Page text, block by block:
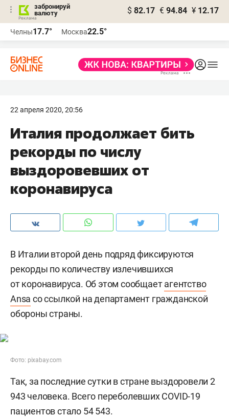
забронируй
валюту
$ 82.17 € 94.84 ¥ 12.17
Челны17.7° Москва22.5°
22 апреля 2020, 20:56
Италия продолжает бить
рекорды по числу
выздоровевших от
коронавируса
В Италии второй день подряд фиксируются
рекорды по количеству излечившихся
от коронавируса. Об этом сообщаетагентство
Ansa со ссылкой на департамент гражданской
обороны страны.
Фото: pixabay.com
Так, за последние сутки в стране выздоровели 2
943 человека. Всего переболевших COVID-19
пациентов стало 54 543.